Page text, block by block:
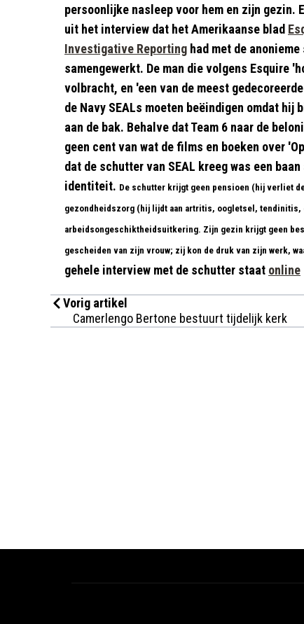
persoonlijke nasleep voor hem en zijn
uit het interview dat het Amerikaanse blad
Investigative Reporting had met de
samengewerkt. De man die volgens Esquire
volbracht, en 'een van de meest
de Navy SEALs moeten beëindigen omdat hij
aan de bak. Behalve dat Team 6 naar de
geen cent van wat de films en boeken over
dat de schutter van SEAL kreeg was een
identiteit. De schutter krijgt geen pensioen (hij verliet
gezondheidszorg (hij lijdt aan artritis, oogletsel,
arbeidsongeschiktheidsuitkering. Zijn gezin krijgt geen
gescheiden van zijn vrouw; zij kon de druk van zijn werk,
gehele interview met de schutter staat online
Vorig artikel
Camerlengo Bertone bestuurt tijdelijk kerk